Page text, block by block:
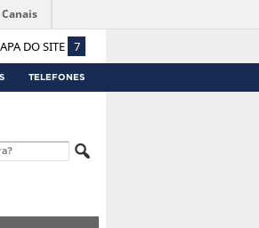
DO SITE 7
Canais
TELEFONES